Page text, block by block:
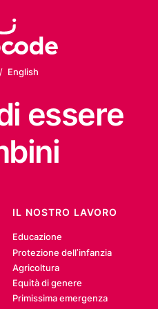
English
essere
IL NOSTRO LAVORO
Educazione
Protezione dell’infanzia
Agricoltura
Equità di genere
Primissima emergenza